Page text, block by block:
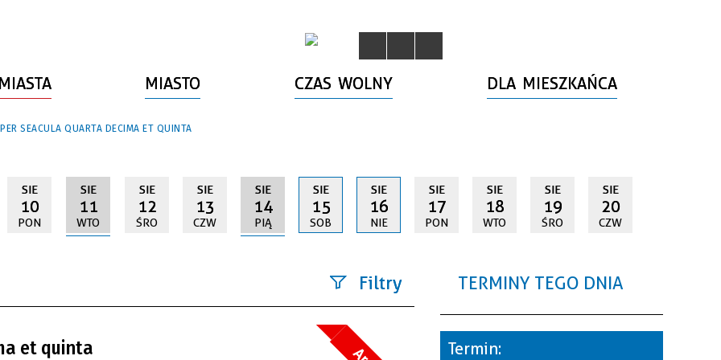
MIASTO CZAS WOLNY DLA MIESZKAŃCA
SEACULA QUARTA DECIMA ET QUINTA
SIE
10
PON
SIE
11
WTO
SIE
12
ŚRO
SIE
13
CZW
SIE
14
PIĄ
SIE
15
SOB
SIE
16
NIE
SIE
17
PON
SIE
18
WTO
SIE
19
ŚRO
SIE
20
CZW
Filtry
Szukana fraza
et quinta
TERMINY TEGO DNIA
Termin: